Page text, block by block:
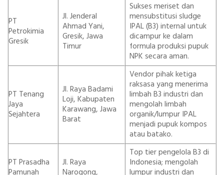
PT
Petrokimia
Gresik
Jl. Jenderal
Ahmad Yani,
Gresik, Jawa
Timur
Sukses meriset dan
mensubstitusi sludge
IPAL (B3) internal untuk
dicampur ke dalam
formula produksi pupuk
NPK secara aman.
PT Tenang
Jaya
Sejahtera
Jl. Raya Badami
Loji, Kabupaten
Karawang, Jawa
Barat
Vendor pihak ketiga
raksasa yang menerima
limbah B3 industri dan
mengolah limbah
organik/lumpur IPAL
menjadi pupuk kompos
atau batako.
PT Prasadha
Pamunah
Jl. Raya
Narogong,
Top tier pengelola B3 di
Indonesia; mengolah
lumpur industri dan